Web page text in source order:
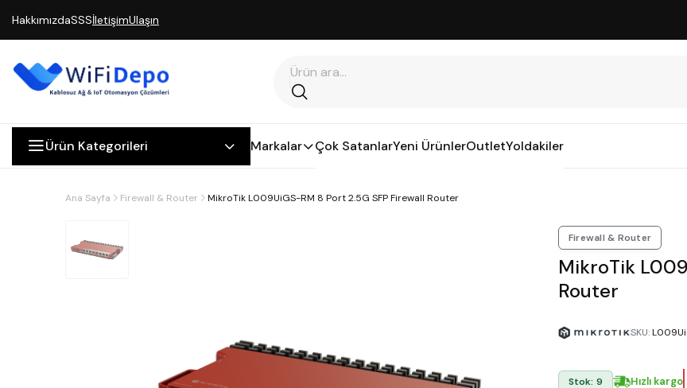
HakkımızdaSSSİletişimUlaşın
Ürün Kategorileri Markalar Çok SatanlarYeni ÜrünlerOutletYoldakiler
Ana Sayfa Firewall & Router MikroTik L009UiGS-RM 8 Port 2.5G SFP Firewall Router
Firewall & Router
MikroTik
Router
SKU:
Stok: 9 Hızlı kargo